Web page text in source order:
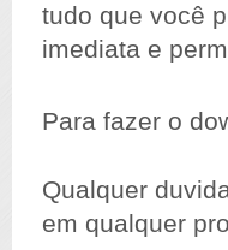
tudo que você
imediata e
Para fazer o
Qualquer
em qualquer